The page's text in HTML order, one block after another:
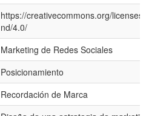
https://creativecommons.org/licenses/
nd/4.0/
Marketing de Redes Sociales
Posicionamiento
Recordación de Marca